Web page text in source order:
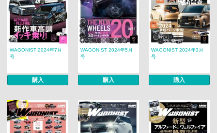
WAGONIST 2024年7月
号
購入
WAGONIST 2024年5月
号
購入
WAGONIST 2024年3月
号
購入